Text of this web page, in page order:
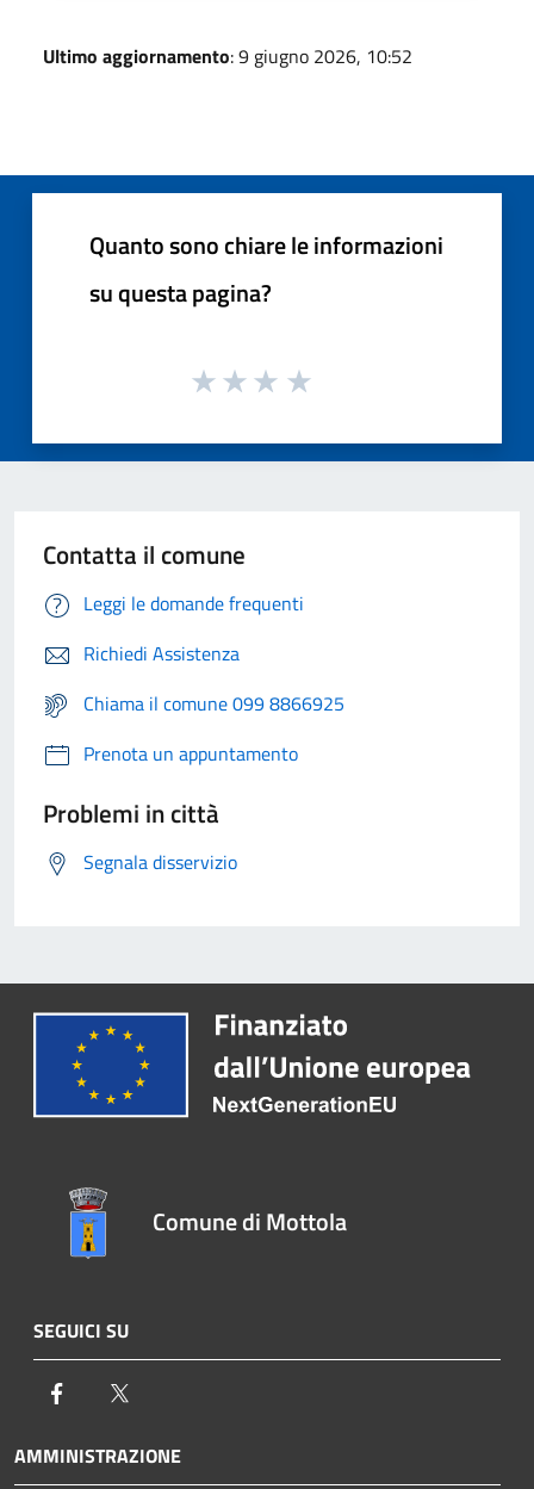
Ultimo aggiornamento: 9 giugno 2026, 10:52
Quanto sono chiare le informazioni
su questa pagina?
Contatta il comune
Leggi le domande frequenti
Richiedi Assistenza
Chiama il comune 099 8866925
Prenota un appuntamento
Problemi in città
Segnala disservizio
Comune di Mottola
SEGUICI SU
Facebook
AMMINISTRAZIONE